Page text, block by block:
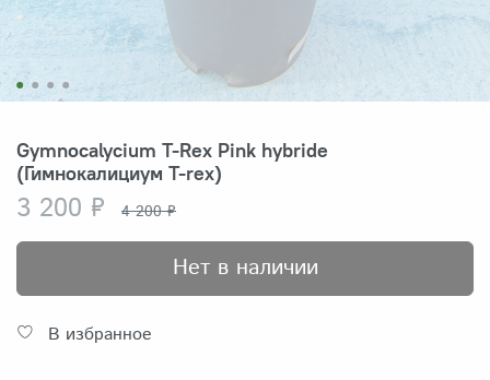
Gymnocalycium T-Rex Pink hybride
(Гимнокалициум T-rex)
3 200 ₽ 4 200 ₽
Нет в наличии
В избранное